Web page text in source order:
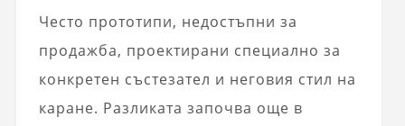
Често прототипи, недостъпни за
продажба, проектирани специално за
конкретен състезател и неговия стил на
каране. Разликата започва още в